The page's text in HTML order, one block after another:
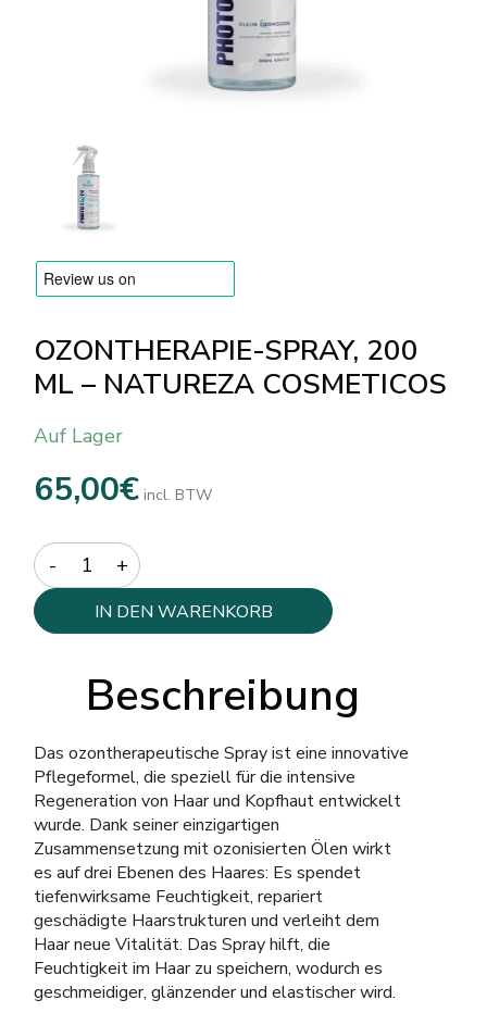
Versandarten & Zahlungsarten
OZONTHERAPIE-SPRAY, 200
ML – NATUREZA COSMETICOS
Auf Lager
65,00€ incl. BTW
Quantity
IN DEN WARENKORB
Beschreibung
Das ozontherapeutische Spray ist eine innovative
Pflegeformel, die speziell für die intensive
Regeneration von Haar und Kopfhaut entwickelt
wurde. Dank seiner einzigartigen
Zusammensetzung mit ozonisierten Ölen wirkt
es auf drei Ebenen des Haares: Es spendet
tiefenwirksame Feuchtigkeit, repariert
geschädigte Haarstrukturen und verleiht dem
Haar neue Vitalität. Das Spray hilft, die
Feuchtigkeit im Haar zu speichern, wodurch es
geschmeidiger, glänzender und elastischer wird.